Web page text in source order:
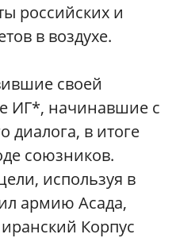
российских и
в воздухе.
своей
ИГ*, начинавшие с
диалога, в итоге
союзников.
используя в
армию Асада,
Корпус